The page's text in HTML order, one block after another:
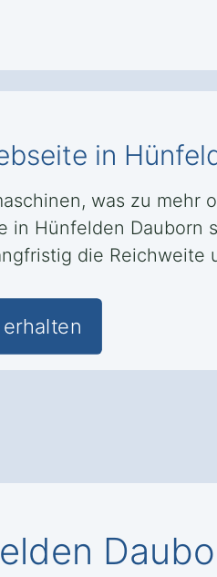
in
was zu mehr
Hünfelden Dauborn
die Reichweite